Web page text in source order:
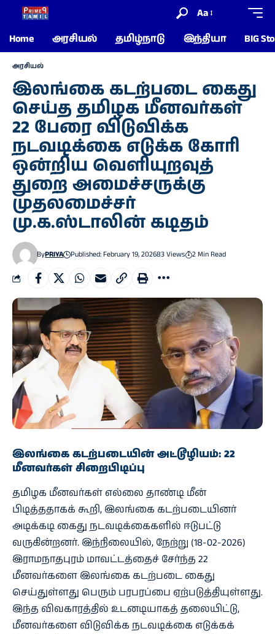
Aa
Home
அரசியல் தமிழ்நாடு இந்தியா BIG
அரசியல்
இலங்கை கடற்படை கைது
செய்த தமிழக மீனவர்கள்
22 பேரை விடுவிக்க
நடவடிக்கை எடுக்க கோரி
ஒன்றிய வெளியுறவுத்
துறை அமைச்சருக்கு
முதலமைச்சர்
மு.க.ஸ்டாலின் கடிதம்
ByPRIYA Published: February 19, 202683 Views 2 Min Read
இலங்கை கடற்படையின் அட்டூழியம்: 22
மீனவர்கள் சிறைபிடிப்பு
தமிழக மீனவர்கள் எல்லை தாண்டி மீன்
பிடித்ததாகக் கூறி, இலங்கை கடற்படையினர்
அடிக்கடி கைது நடவடிக்கைகளில் ஈடுபட்டு
வருகின்றனர். இந்நிலையில், நேற்று (18-02-2026)
இராமநாதபுரம் மாவட்டத்தைச் சேர்ந்த 22
மீனவர்களை இலங்கை கடற்படை கைது
செய்துள்ளது பெரும் பரபரப்பை ஏற்படுத்தியுள்ளது.
இந்த விவகாரத்தில் உடனடியாகத் தலையிட்டு,
மீனவர்களை விடுவிக்க நடவடிக்கை எடுக்கக்